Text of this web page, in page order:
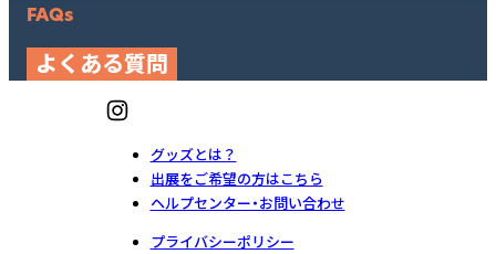
FAQs
よくある質問
グッズとは？
出展をご希望の方はこちら
ヘルプセンター・お問い合わせ
プライバシーポリシー